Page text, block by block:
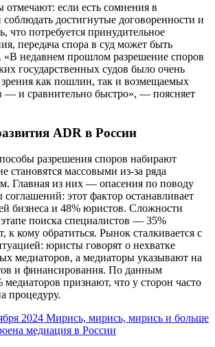
отмечают: если есть сомнения в
соблюдать достигнутые договоренности и
что потребуется принудительное
передача спора в суд может быть
«В недавнем прошлом разрешение споров
государственных судов было очень
как пошлин, так и возмещаемых
— и сравнительно быстро», — поясняет
ADR в России
разрешения споров набирают
становятся массовыми из-за ряда
Главная из них — опасения по поводу
этот фактор останавливает
бизнеса и 48% юристов. Сложности
поиска специалистов — 35%
к кому обратиться. Рынок сталкивается с
юристы говорят о нехватке
медиаторов, а медиаторы указывают на
и финансирования. По данным
медиаторов признают, что у сторон часто
процедуру.
2024 Мирись, мирись, мирись и больше
медиация в России